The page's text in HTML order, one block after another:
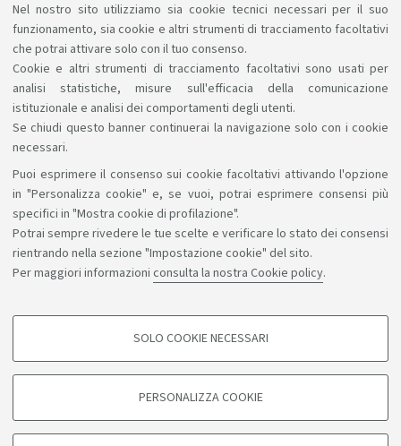
Nel nostro sito utilizziamo sia cookie tecnici necessari per il suo
funzionamento, sia cookie e altri strumenti di tracciamento facoltativi
che potrai attivare solo con il tuo consenso.
Cookie e altri strumenti di tracciamento facoltativi sono usati per
analisi statistiche, misure sull'efficacia della comunicazione
istituzionale e analisi dei comportamenti degli utenti.
Se chiudi questo banner continuerai la navigazione solo con i cookie
necessari.
Puoi esprimere il consenso sui cookie facoltativi attivando l'opzione
in "Personalizza cookie" e, se vuoi, potrai esprimere consensi più
specifici in "Mostra cookie di profilazione".
Potrai sempre rivedere le tue scelte e verificare lo stato dei consensi
rientrando nella sezione "Impostazione cookie" del sito.
Per maggiori informazioni consulta la nostra Cookie policy.
COOKIE DI PROFILAZIONE - FACOLTATIVI
degli utenti, creare profili in base al loro comportamento sul sito, per analisi
di marketing.
SOLO COOKIE NECESSARI
PERSONALIZZA COOKIE
necessarie. Verranno indicate delle possibilità
alternative e ti saranno suggerite le soluzioni
compatibili con quanto il Corso può offrirti.
Sosteniamo il diritto alla conoscenza
Seguici su:
Bologna - Via Zamboni, 33 - 40126 Bologna - PI: 01131710376 -
CF: 80007010376